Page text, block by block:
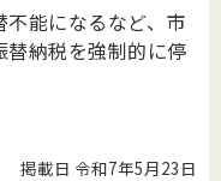
能になるなど、市
納税を強制的に停
掲載日 令和7年5月23日